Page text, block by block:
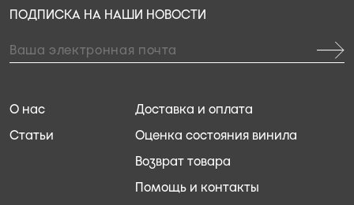
Доставка и оплата
Оценка состояния винила
Возврат товара
Помощь и контакты
О нас
Статьи
ПОДПИСКА НА НАШИ НОВОСТИ